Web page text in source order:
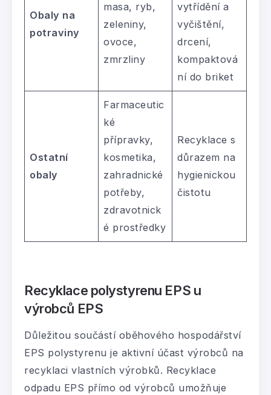
Obaly na
potraviny
masa, ryb,
zeleniny,
ovoce,
zmrzliny
vytřídění a
vyčištění,
drcení,
kompaktová
ní do briket
Ostatní
obaly
Farmaceutic
ké
přípravky,
kosmetika,
zahradnické
potřeby,
zdravotnick
é prostředky
Recyklace s
důrazem na
hygienickou
čistotu
Recyklace polystyrenu EPS u
výrobců EPS
Důležitou součástí oběhového hospodářství
EPS polystyrenu je aktivní účast výrobců na
recyklaci vlastních výrobků. Recyklace
odpadu EPS přímo od výrobců umožňuje